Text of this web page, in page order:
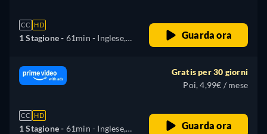
CC HD
1 Stagione - 61min - Inglese,
Guarda ora
CC HD
1 Stagione - 61min - Inglese,
Gratis per 30 giorni
Poi, 4,99€ / mese
Guarda ora